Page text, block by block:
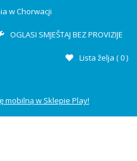
w Chorwacji
OGLASI SMJEŠTAJ BEZ PROVIZIJE
Lista želja (0)
mobilną w Sklepie Play!